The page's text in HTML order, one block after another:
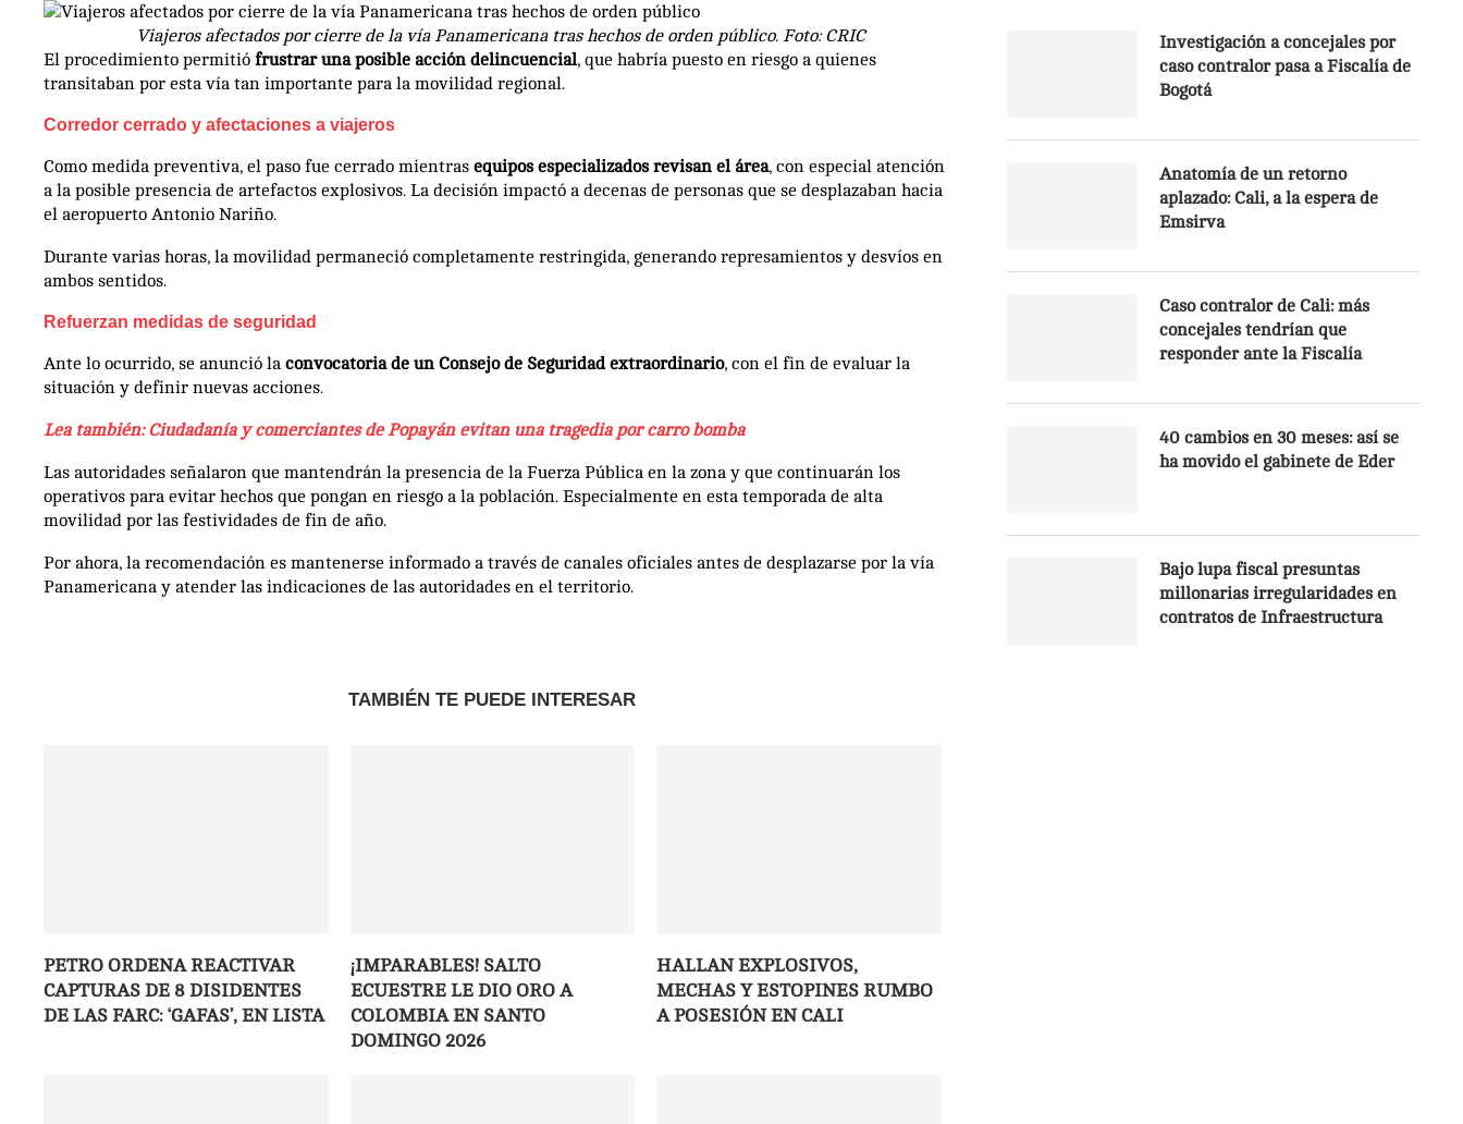
Viajeros afectados por cierre de la vía Panamericana tras hechos de orden público. Foto: CRIC
El procedimiento permitió frustrar una posible acción delincuencial, que habría puesto en riesgo a quienes
transitaban por esta vía tan importante para la movilidad regional.
Corredor cerrado y afectaciones a viajeros
Como medida preventiva, el paso fue cerrado mientras equipos especializados revisan el área, con especial atención
a la posible presencia de artefactos explosivos. La decisión impactó a decenas de personas que se desplazaban hacia
el aeropuerto Antonio Nariño.
Durante varias horas, la movilidad permaneció completamente restringida, generando represamientos y desvíos en
ambos sentidos.
Refuerzan medidas de seguridad
Ante lo ocurrido, se anunció la convocatoria de un Consejo de Seguridad extraordinario, con el fin de evaluar la
situación y definir nuevas acciones.
Lea también: Ciudadanía y comerciantes de Popayán evitan una tragedia por carro bomba
Las autoridades señalaron que mantendrán la presencia de la Fuerza Pública en la zona y que continuarán los
operativos para evitar hechos que pongan en riesgo a la población. Especialmente en esta temporada de alta
movilidad por las festividades de fin de año.
Por ahora, la recomendación es mantenerse informado a través de canales oficiales antes de desplazarse por la vía
Panamericana y atender las indicaciones de las autoridades en el territorio.
TAMBIÉN TE PUEDE INTERESAR
PETRO ORDENA REACTIVAR
CAPTURAS DE 8 DISIDENTES
DE LAS FARC: ‘GAFAS’, EN LISTA
¡IMPARABLES! SALTO
ECUESTRE LE DIO ORO A
COLOMBIA EN SANTO
DOMINGO 2026
HALLAN EXPLOSIVOS,
MECHAS Y ESTOPINES RUMBO
A POSESIÓN EN CALI
Investigación a concejales por
caso contralor pasa a Fiscalía de
Bogotá
Anatomía de un retorno
aplazado: Cali, a la espera de
Emsirva
Caso contralor de Cali: más
concejales tendrían que
responder ante la Fiscalía
40 cambios en 30 meses: así se
ha movido el gabinete de Eder
Bajo lupa fiscal presuntas
millonarias irregularidades en
contratos de Infraestructura